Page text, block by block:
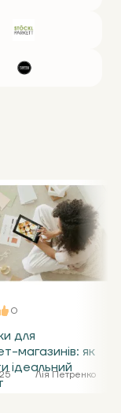
0
для
магазинів: як
ідеальний
Лія Петренко